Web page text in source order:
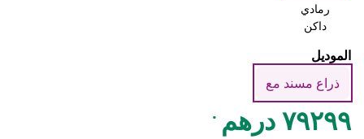
رمادي
داكن
الموديل
ذراع مسند مع
٧٩٢٩٩ درهم .